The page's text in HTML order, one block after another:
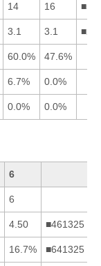
14 16
3.1 3.1
60.0% 47.6%
6.7% 0.0%
0.0% 0.0%
6
6
4.50 ■461325
16.7% ■641325